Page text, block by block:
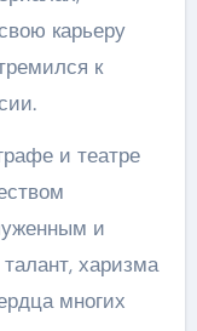
карьеру
к
и театре
и
харизма
многих